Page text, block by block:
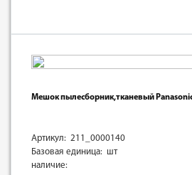
Мешок пылесборник,тканевый
Артикул: 211_0000140
Базовая единица: шт
наличие: